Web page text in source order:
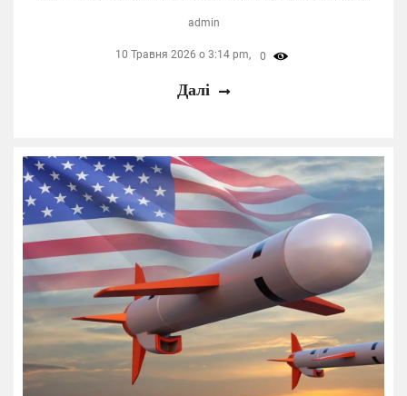
admin
10 Травня 2026 о 3:14 pm, 0
Далі